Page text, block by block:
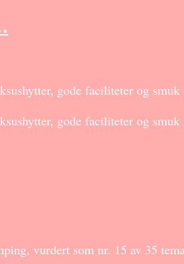
gode faciliteter og smuk
gode faciliteter og smuk
vurdert som nr. 15 av 35